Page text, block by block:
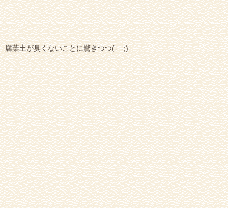
腐葉土が臭くないことに驚きつつ(-_-;)